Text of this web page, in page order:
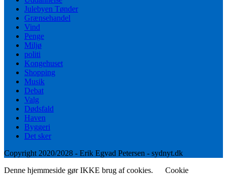
Julebyen Tønder
Grænsehandel
Vind
Penge
Miljø
politi
Kongehuset
Shopping
Musik
Debat
Valg
Dødsfald
Haven
Byggeri
Det sker
Copyright 2020/2028 - Erik Egvad Petersen - sydnyt.dk
Denne hjemmeside gør IKKE brug af cookies.
Cookie